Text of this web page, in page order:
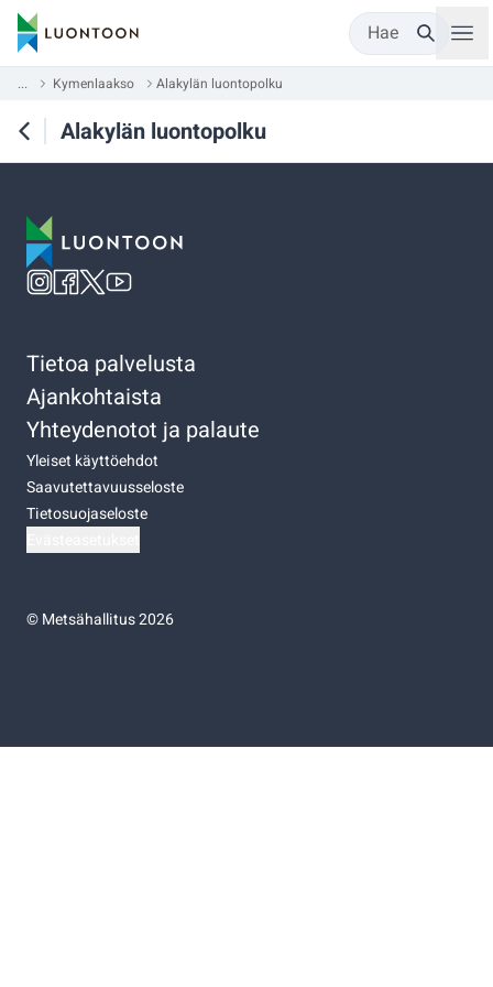
Hae
... Kymenlaakso Alakylän luontopolku
Alakylän luontopolku
Tietoa palvelusta
Ajankohtaista
Yhteydenotot ja palaute
Yleiset käyttöehdot
Saavutettavuusseloste
Tietosuojaseloste
©Metsähallitus 2026